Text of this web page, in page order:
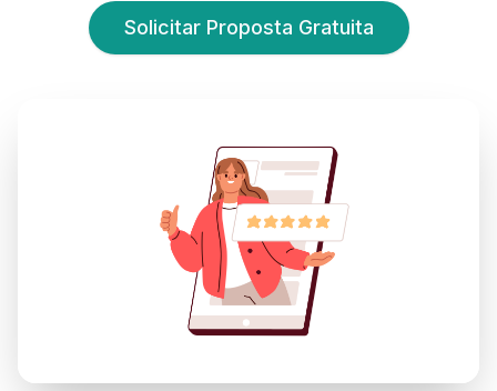
Solicitar Proposta Gratuita